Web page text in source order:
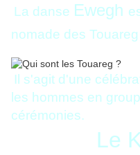
La danse Ewegh
nomade des
Il s'agit d'une
les hommes en
cérémonies.
Le